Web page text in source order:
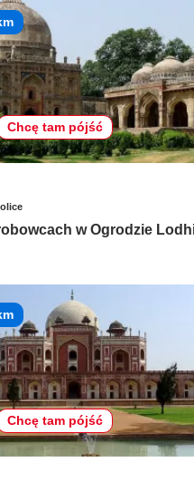
Chcę tam pójść
w Ogrodzie
Chcę tam pójść